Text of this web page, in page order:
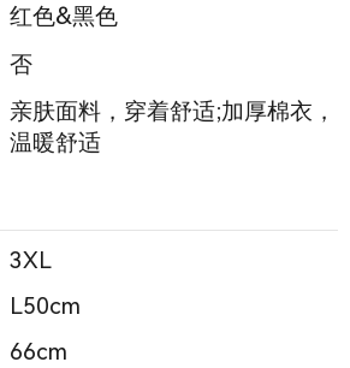
红色&黑色
否
亲肤面料，穿着舒适;加厚棉衣，
温暖舒适
3XL
L50cm
66cm